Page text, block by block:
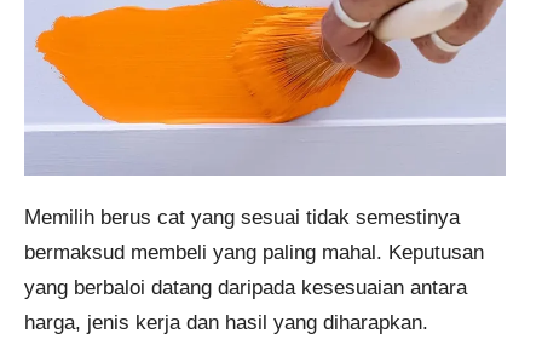
Memilih berus cat yang sesuai tidak semestinya
bermaksud membeli yang paling mahal. Keputusan
yang berbaloi datang daripada kesesuaian antara
harga, jenis kerja dan hasil yang diharapkan.